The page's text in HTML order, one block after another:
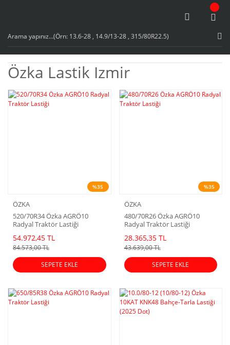
Özka Lastik Izmir
%35
ÖZKA
520/70R34 Özka AGRÖ10
Radyal Traktör Lastiği
54.972,45 TL
84.573,00 TL
SEPETE EKLE
%35
ÖZKA
480/70R26 Özka AGRÖ10
Radyal Traktör Lastiği
28.365,35 TL
43.639,00 TL
SEPETE EKLE